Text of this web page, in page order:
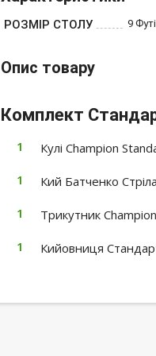
РОЗМІР СТОЛУ 9
Опис товару
Комплект
Кулі Champion
Кий Батченко
Трикутник
Кийовниця